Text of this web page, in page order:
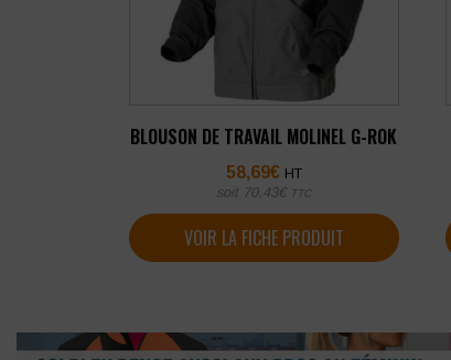
BLOUSON DE TRAVAIL MOLINEL G-ROK
58,69€ HT
soit 70,43€ TTC
VOIR LA FICHE PRODUIT